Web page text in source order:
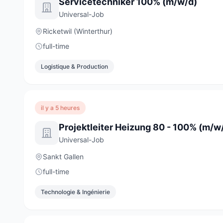
Universal-Job
Ricketwil (Winterthur)
full-time
Logistique & Production
il y a 5 heures
Projektleiter Heizung 80 - 100% (m/
Universal-Job
Sankt Gallen
full-time
Technologie & Ingénierie